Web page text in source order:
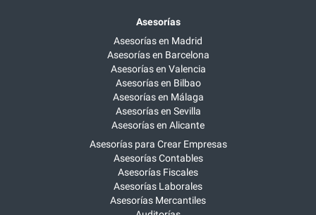
Asesorías
Asesorías en Madrid
Asesorías en Barcelona
Asesorías en Valencia
Asesorías en Bilbao
Asesorías en Málaga
Asesorías en Sevilla
Asesorías en Alicante
Asesorías para Crear Empresas
Asesorías Contables
Asesorías Fiscales
Asesorías Laborales
Asesorías Mercantiles